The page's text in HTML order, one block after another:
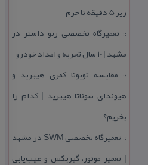
زیر 5 دقیقه تا حرم
:: تعمیرگاه تخصصی رنو داستر در
مشهد | ۱۰ سال تجربه و امداد خودرو
:: مقایسه تویوتا كمری هیبرید و
هیوندای سوناتا هیبرید | كدام را
بخریم؟
::
تعمیرگاه تخصصی SWM در مشهد
| تعمیر موتور، گیربكس و عیب‌یابی